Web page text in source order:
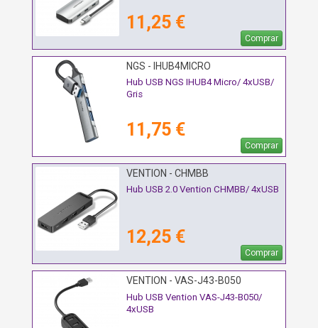
11,25 €
Comprar
NGS - IHUB4MICRO
Hub USB NGS IHUB4 Micro/ 4xUSB/
Gris
11,75 €
Comprar
VENTION - CHMBB
Hub USB 2.0 Vention CHMBB/ 4xUSB
12,25 €
Comprar
VENTION - VAS-J43-B050
Hub USB Vention VAS-J43-B050/
4xUSB